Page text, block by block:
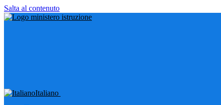
Salta al contenuto
Italiano